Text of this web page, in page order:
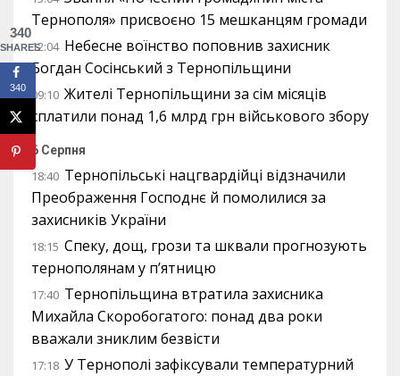
Тернополя» присвоєно 15 мешканцям громади
12:04 Небесне воїнство поповнив захисник
Богдан Сосінський з Тернопільщини
09:10 Жителі Тернопільщини за сім місяців
сплатили понад 1,6 млрд грн військового збору
6 Серпня
18:40 Тернопільські нацгвардійці відзначили
Преображення Господнє й помолилися за
захисників України
18:15 Спеку, дощ, грози та шквали прогнозують
тернополянам у п’ятницю
17:40 Тернопільщина втратила захисника
Михайла Скоробогатого: понад два роки
вважали зниклим безвісти
17:18 У Тернополі зафіксували температурний
340
SHARES
340